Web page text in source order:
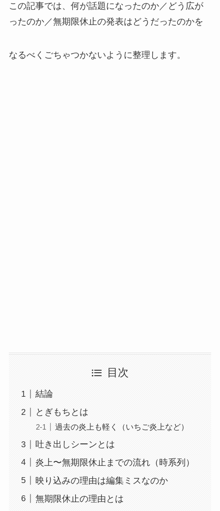
この記事では、何が話題になったのか／どう広が
ったのか／無期限休止の発表はどうだったのかを
なるべくごちゃつかないように整理します。
目次
結論
とぎもちとは
過去の炎上も軽く（いちご炎上など）
吐き出しシーンとは
炎上〜無期限休止までの流れ（時系列）
映り込みの理由は編集ミスなのか
無期限休止の理由とは